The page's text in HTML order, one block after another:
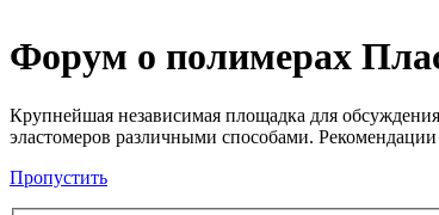
Форум о полимерах
Крупнейшая независимая площадка для
эластомеров различными способами.
Пропустить